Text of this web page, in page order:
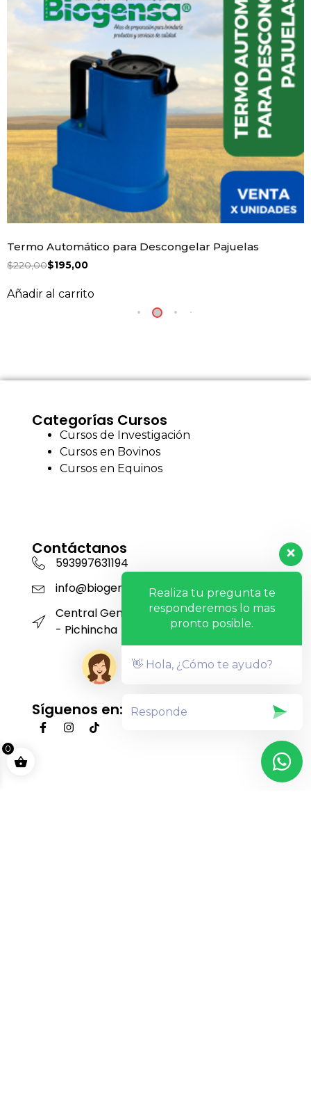
Termo Automático para Descongelar Pajuelas
$220,00$195,00
Añadir al carrito
Categorías Cursos
Cursos de Investigación
Cursos en Bovinos
Cursos en Equinos
Contáctanos
593997631194
info@biogensa.com.ec
Central Genética San Carlos - Machachi
- Pichincha
Síguenos en:
0
Realiza tu pregunta te
responderemos lo mas
pronto posible.
👋 Hola, ¿Cómo te ayudo?